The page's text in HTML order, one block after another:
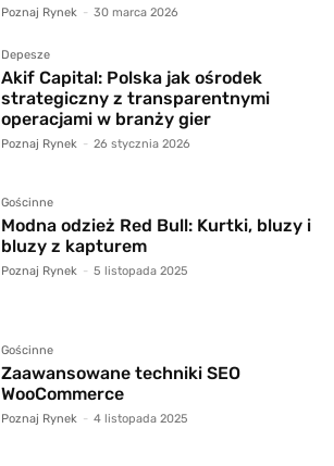
Poznaj Rynek - 30 marca 2026
Depesze
Akif Capital: Polska jak ośrodek
strategiczny z transparentnymi
operacjami w branży gier
Poznaj Rynek - 26 stycznia 2026
Gościnne
Modna odzież Red Bull: Kurtki, bluzy i
bluzy z kapturem
Poznaj Rynek - 5 listopada 2025
Gościnne
Zaawansowane techniki SEO
WooCommerce
Poznaj Rynek - 4 listopada 2025